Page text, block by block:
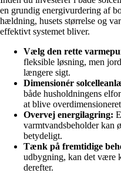
en grundig energivurdering af
hældning, husets størrelse og
effektivt systemet bliver.
Vælg den rette
fleksible løsning, men
længere sigt.
Dimensionér
både husholdningens
at blive
Overvej energilagring:
varmtvandsbeholder kan
betydeligt.
Tænk på fremtidige
udbygning, kan det være
derefter.